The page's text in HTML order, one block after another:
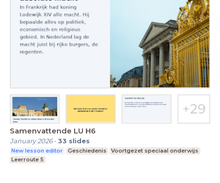
Samenvattende LU H6
January 2026-33 slides
New lesson editor Geschiedenis
Voortgezet speciaal onderwijs
Leerroute 5